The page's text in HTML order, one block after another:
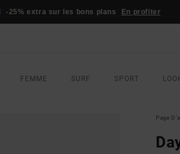
-25% extra sur les bons plans En profiter
FEMME SURF SPORT
Page